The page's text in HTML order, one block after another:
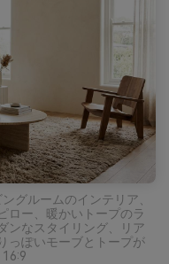
グルームのインテリア、
ロー、暖かいトープのラ
ンなスタイリング、リア
っぽいモーブとトープが